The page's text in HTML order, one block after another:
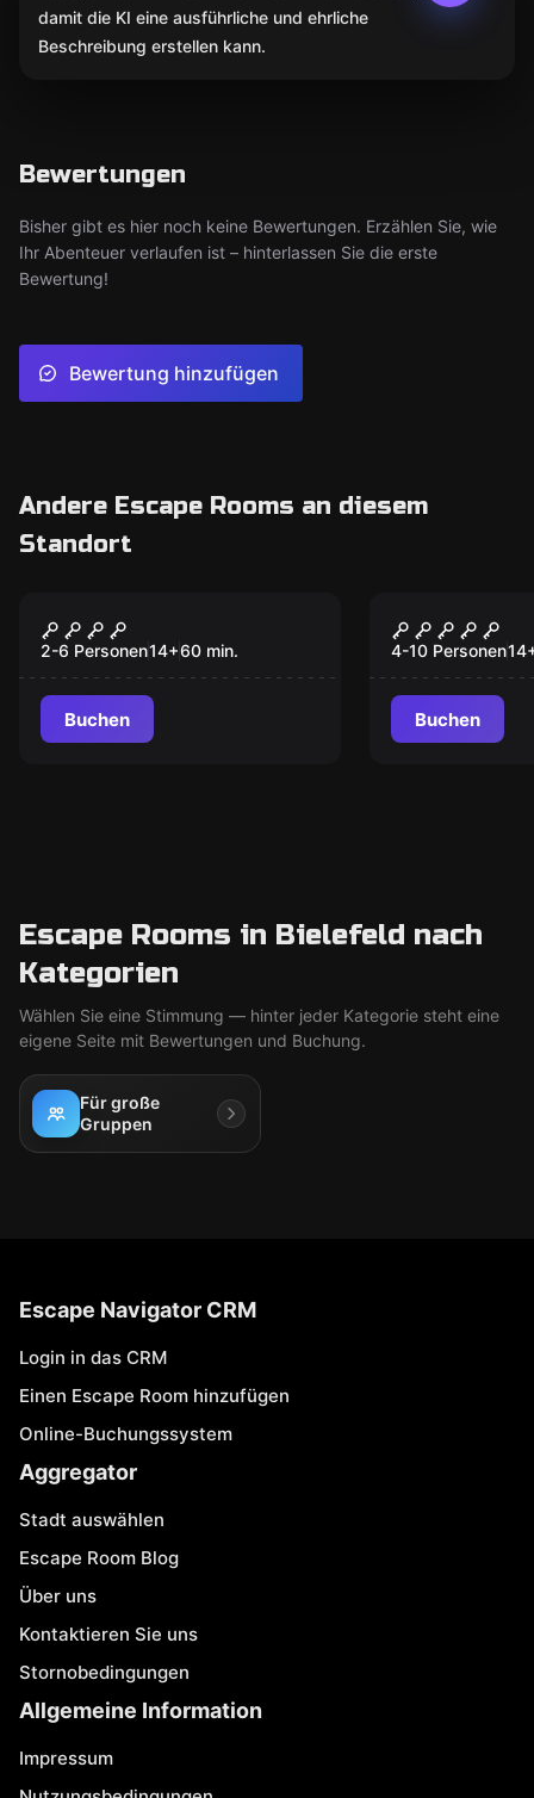
damit die KI eine ausführliche und ehrliche
Beschreibung erstellen kann.
Bewertungen
Bisher gibt es hier noch keine Bewertungen. Erzählen Sie, wie
Ihr Abenteuer verlaufen ist – hinterlassen Sie die erste
Bewertung!
Bewertung hinzufügen
Andere Escape Rooms an diesem
Standort
Das Duell zwischen
Licht und Schatten
2-6 Personen14+60 min.
Buchen
Das
4-10 Personen14
Buchen
Escape Rooms in Bielefeld nach
Kategorien
Wählen Sie eine Stimmung — hinter jeder Kategorie steht eine
eigene Seite mit Bewertungen und Buchung.
Für große
Gruppen
Escape Navigator CRM
Login in das CRM
Einen Escape Room hinzufügen
Online-Buchungssystem
Aggregator
Stadt auswählen
Escape Room Blog
Über uns
Kontaktieren Sie uns
Stornobedingungen
Allgemeine Information
Impressum